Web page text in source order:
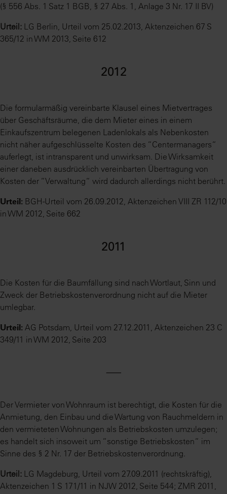
(§ 556 Abs. 1 Satz 1 BGB, § 27 Abs. 1, Anlage 3 Nr. 17 II BV)
Urteil: LG Berlin, Urteil vom 25.02.2013, Aktenzeichen 67 S
365/12 in WM 2013, Seite 612
2012
Die formularmäßig vereinbarte Klausel eines Mietvertrages
über Geschäftsräume, die dem Mieter eines in einem
Einkaufszentrum belegenen Ladenlokals als Nebenkosten
nicht näher aufgeschlüsselte Kosten des “Centermanagers“
auferlegt, ist intransparent und unwirksam. Die Wirksamkeit
einer daneben ausdrücklich vereinbarten Übertragung von
Kosten der “Verwaltung“ wird dadurch allerdings nicht berührt.
Urteil: BGH-Urteil vom 26.09.2012, Aktenzeichen VIII ZR 112/10
in WM 2012, Seite 662
2011
Die Kosten für die Baumfällung sind nach Wortlaut, Sinn und
Zweck der Betriebskostenverordnung nicht auf die Mieter
umlegbar.
Urteil: AG Potsdam, Urteil vom 27.12.2011, Aktenzeichen 23 C
349/11 in WM 2012, Seite 203
⸺
Der Vermieter von Wohnraum ist berechtigt, die Kosten für die
Anmietung, den Einbau und die Wartung von Rauchmeldern in
den vermieteten Wohnungen als Betriebskosten umzulegen;
es handelt sich insoweit um “sonstige Betriebskosten“ im
Sinne des § 2 Nr. 17 der Betriebskostenverordnung.
Urteil: LG Magdeburg, Urteil vom 27.09.2011 (rechtskräftig),
Aktenzeichen 1 S 171/11 in NJW 2012, Seite 544; ZMR 2011,